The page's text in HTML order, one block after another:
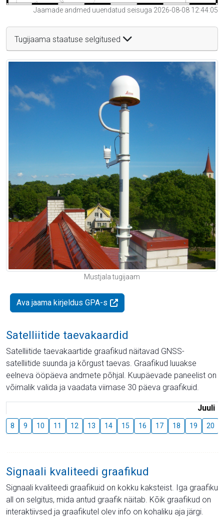
Jaamade andmed uuendatud seisuga 2026-08-08 12:44:05
Tugijaama staatuse selgitused
Mustjala tugijaam
Ava jaama kirjeldus GPA-s
Satelliitide taevakaardid
Satelliitide taevakaartide graafikud näitavad GNSS-
satelliitide suunda ja kõrgust taevas. Graafikud luuakse
eelneva ööpäeva andmete põhjal. Kuupäevade paneelist on
võimalik valida ja vaadata viimase 30 päeva graafikuid.
Juuli
8 9 10 11 12 13 14 15 16 17 18 19 20
Signaali kvaliteedi graafikud
Signaali kvaliteedi graafikuid on kokku kaksteist. Iga graafiku
all on selgitus, mida antud graafik näitab. Kõik graafikud on
interaktiivsed ja graafikutel olev info on kohaliku aja järgi.